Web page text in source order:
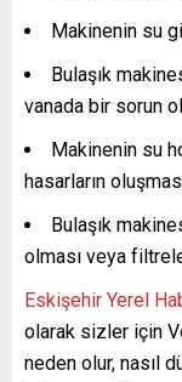
Makinenin su
Bulaşık
vanada bir sorun
Makinenin su
hasarların
Bulaşık
olması veya
Eskişehir Yerel
olarak sizler için
neden olur, nasıl